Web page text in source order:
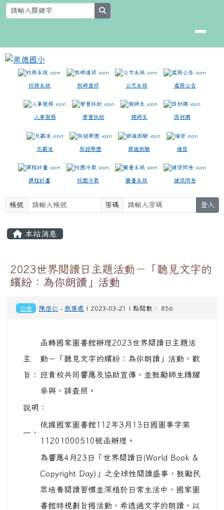
跳至主內容區
崇德國小
校務系統 教師進修 公文系統 處務公告
人事服務 學習扶助 親師生 因材網
反霸凌 族語樂園 篩選測驗 補發
課程計畫 校園冷氣 圖書系統 健促問卷
帳號 密碼 登入
本站消息
2023世界閱讀日主題活動－「聽見文字的
繽紛：為你朗讀」活動
公告 陳信仁 - 教導處 | 2023-03-21 | 點閱數： 856
主
旨：
函轉國家圖書館辦理2023世界閱讀日主題活
動－「聽見文字的繽紛：為你朗讀」活動，歡
迎貴校共同響應及協助宣傳，並鼓勵師生踴躍
參與，請查照。
說明：
一、
依據國家圖書館112年3月13日國圖事字第
11201000510號函辦理。
為響應4月23日「世界閱讀日(World Book &
Copyright Day)」之全球性閱讀盛事，鼓勵民
眾培養閱讀習慣並深植於日常生活中，國家圖
書館特規劃旨揭活動，希透過文字的朗讀，以